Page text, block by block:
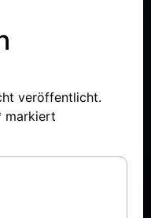
veröffentlicht.
markiert